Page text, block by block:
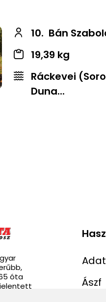
10. Bán
19,39 kg
Ráckevei
Duna...
óta
Ászf